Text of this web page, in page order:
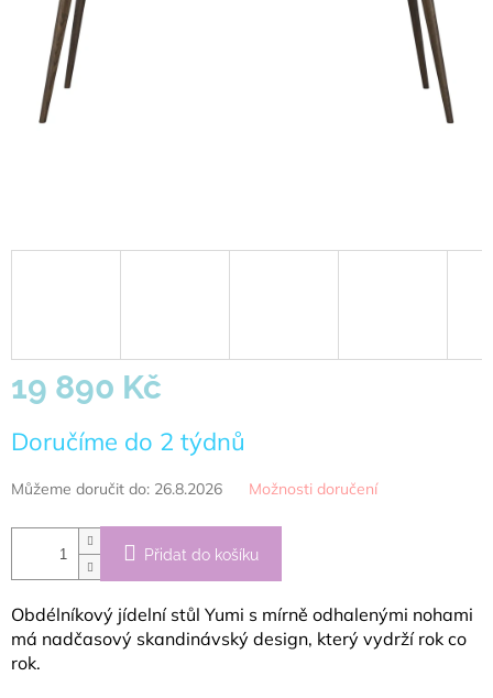
19 890 Kč
cena:
Doručíme do 2 týdnů
Můžeme doručit do: 26.8.2026 Možnosti doručení
Přidat do košíku
Obdélníkový jídelní stůl Yumi s mírně odhalenými nohami
má nadčasový skandinávský design, který vydrží rok co
rok.